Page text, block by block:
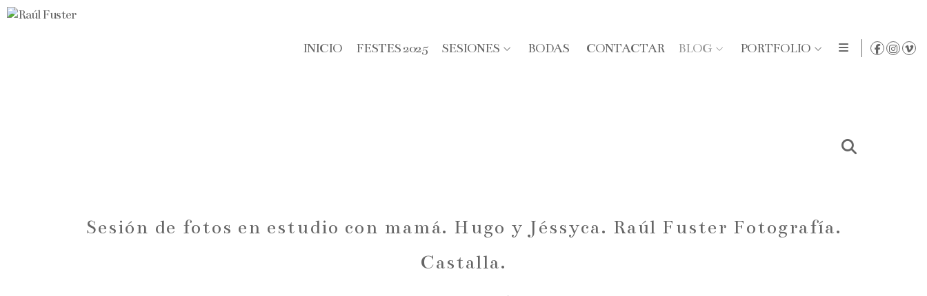
INICIO FESTES 2025 SESIONES BODAS CONTACTAR BLOG PORTFOLIO
Sesión de fotos en estudio con mamá. Hugo y Jéssyca. Raúl Fuster Fotografía.
Castalla.